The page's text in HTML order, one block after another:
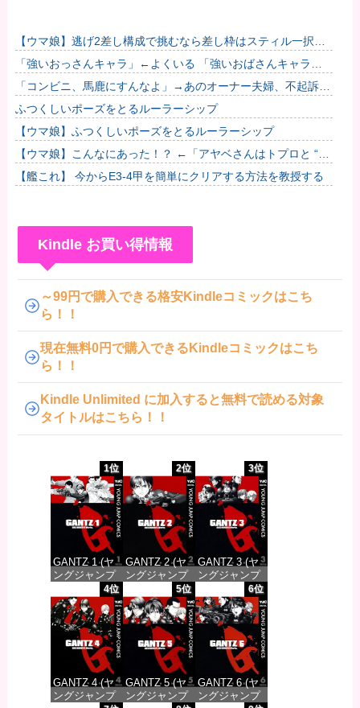
【ウマ娘】逃げ2差し構成で挑むなら差し枠はスティル一択な
のだ。他
「強いおっさんキャラ」←よくいる 「強いおばさんキャラ」
← 全然いない他
「コンビニ、馬鹿にすんなよ」→あのオーナー夫婦、不起訴ｗ
ｗｗｗｗｗｗｗｗ
ふつくしいポーズをとるルーラーシップ
【ウマ娘】ふつくしいポーズをとるルーラーシップ
【ウマ娘】こんなにあった！？ ←「アヤベさんはトプロと “1”
差だぞ」
【艦これ】 今からE3-4甲を簡単にクリアする方法を教授する
Kindle お買い得情報
～99円で購入できる格安Kindleコミックはこち
ら！！
現在無料0円で購入できるKindleコミックはこち
ら！！
Kindle Unlimited に加入すると無料で読める対象
タイトルはこちら！！
1位
GANTZ 1 (ヤ
ングジャンプ
コミックス
DIGITAL)
価格：¥100
2位
GANTZ 2 (ヤ
ングジャンプ
コミックス
DIGITAL)
価格：¥100
3位
GANTZ 3 (ヤ
ングジャンプ
コミックス
DIGITAL)
価格：¥100
4位
GANTZ 4 (ヤ
ングジャンプ
5位
GANTZ 5 (ヤ
ングジャンプ
6位
GANTZ 6 (ヤ
ングジャンプ